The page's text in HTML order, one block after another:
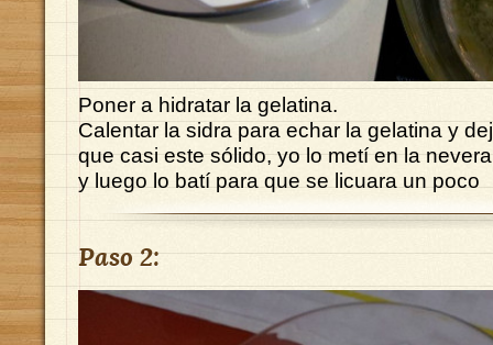
Poner a hidratar la gelatina.
Calentar la sidra para echar la gelatina y
que casi este sólido, yo lo metí en la
y luego lo batí para que se licuara un poco
Paso 2: